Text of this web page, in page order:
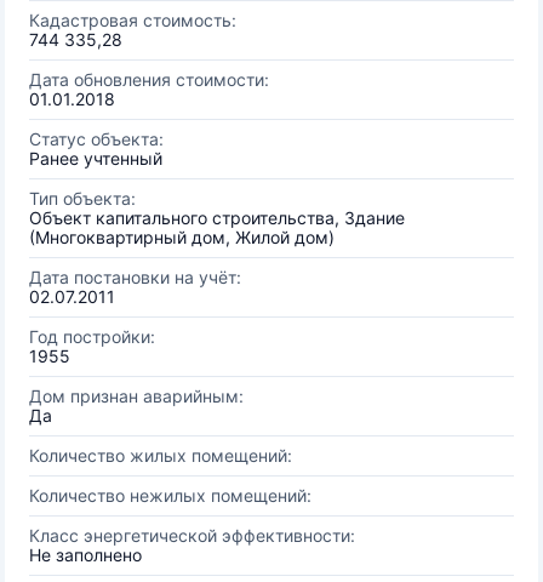
Кадастровая стоимость:
744 335,28
Дата обновления стоимости:
01.01.2018
Статус объекта:
Ранее учтенный
Тип объекта:
Объект капитального строительства, Здание
(Многоквартирный дом, Жилой дом)
Дата постановки на учёт:
02.07.2011
Год постройки:
1955
Дом признан аварийным:
Да
Количество жилых помещений:
Количество нежилых помещений:
Класс энергетической эффективности:
Не заполнено